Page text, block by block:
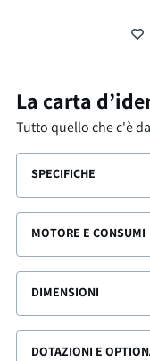
La carta
Tutto quello che c'è
SPECIFICHE
MOTORE E CONSUMI
DIMENSIONI
DOTAZIONI E